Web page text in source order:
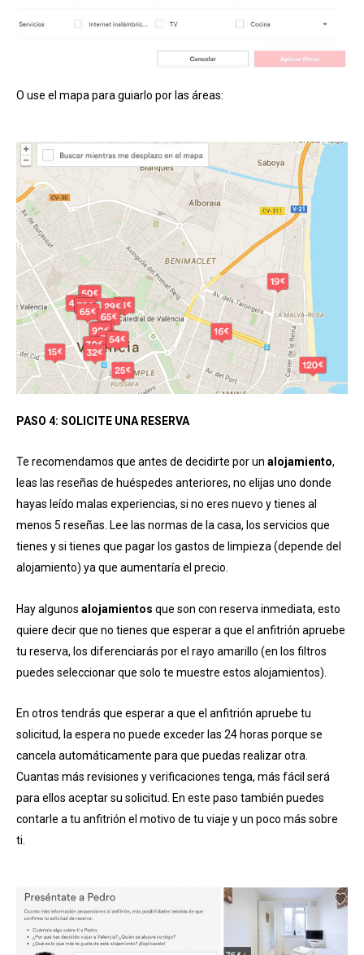
O use el mapa para guiarlo por las áreas:
PASO 4: SOLICITE UNA RESERVA
Te recomendamos que antes de decidirte por un alojamiento,
leas las reseñas de huéspedes anteriores, no elijas uno donde
hayas leído malas experiencias, si no eres nuevo y tienes al
menos 5 reseñas. Lee las normas de la casa, los servicios que
tienes y si tienes que pagar los gastos de limpieza (depende del
alojamiento) ya que aumentaría el precio.
Hay algunos alojamientos que son con reserva inmediata, esto
quiere decir que no tienes que esperar a que el anfitrión apruebe
tu reserva, los diferenciarás por el rayo amarillo (en los filtros
puedes seleccionar que solo te muestre estos alojamientos).
En otros tendrás que esperar a que el anfitrión apruebe tu
solicitud, la espera no puede exceder las 24 horas porque se
cancela automáticamente para que puedas realizar otra.
Cuantas más revisiones y verificaciones tenga, más fácil será
para ellos aceptar su solicitud. En este paso también puedes
contarle a tu anfitrión el motivo de tu viaje y un poco más sobre
ti.